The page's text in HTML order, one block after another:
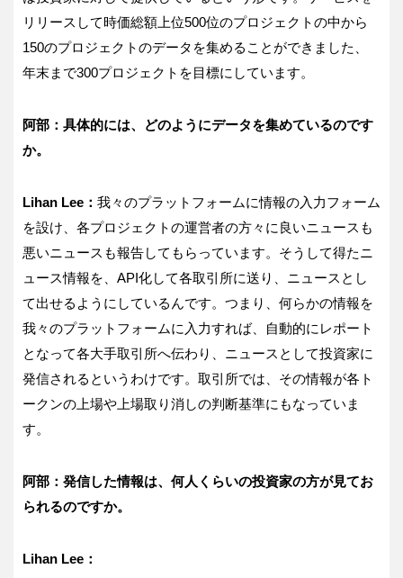
リリースして時価総額上位500位のプロジェクトの中から
150のプロジェクトのデータを集めることができました、
年末まで300プロジェクトを目標にしています。
阿部：具体的には、どのようにデータを集めているのです
か。
Lihan Lee： 我々のプラットフォームに情報の入力フォーム
を設け、各プロジェクトの運営者の方々に良いニュースも
悪いニュースも報告してもらっています。そうして得たニ
ュース情報を、API化して各取引所に送り、ニュースとし
て出せるようにしているんです。つまり、何らかの情報を
我々のプラットフォームに入力すれば、自動的にレポート
となって各大手取引所へ伝わり、ニュースとして投資家に
発信されるというわけです。取引所では、その情報が各ト
ークンの上場や上場取り消しの判断基準にもなっていま
す。
阿部：発信した情報は、何人くらいの投資家の方が見てお
られるのですか。
Lihan Lee：